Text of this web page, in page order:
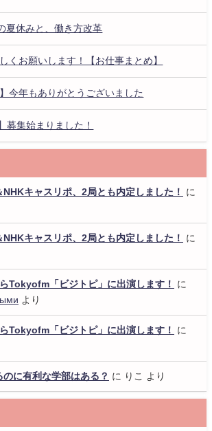
夏休みと、働き方改革
くお願いします！【お仕事まとめ】
今年もありがとうございました
募集始まりました！
NHKキャスリポ、2局とも内定しました！
に
NHKキャスリポ、2局とも内定しました！
に
Tokyofm「ビジトピ」に出演します！
に
より
Tokyofm「ビジトピ」に出演します！
に
に有利な学部はある？ に りこ より